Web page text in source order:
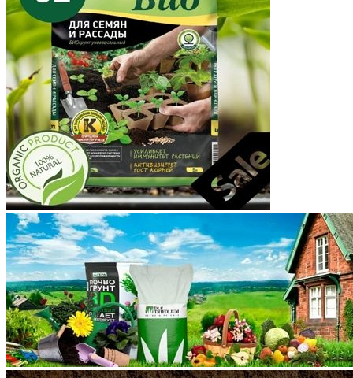
Коми
Корякский округ
Костромская область
Краснодарский край
Красноярский край
Крым
Курганская область
Курская область
Ленинградская область
Липецкая область
Магаданская область
Марий Эл